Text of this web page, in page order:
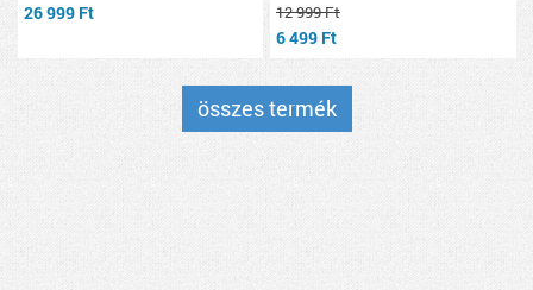
26 999 Ft 12 999 Ft
6 499 Ft
összes termék